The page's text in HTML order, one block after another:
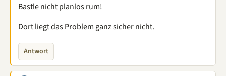
Bastle nicht planlos rum!
Dort liegt das Problem ganz sicher nicht.
Antwort